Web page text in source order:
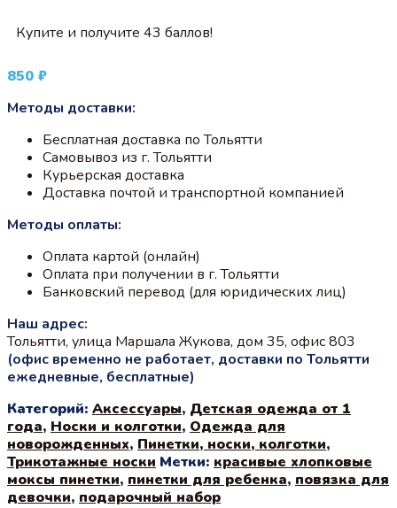
Купите и получите 43 баллов!
850 ₽
Методы доставки:
Бесплатная доставка по Тольятти
Самовывоз из г. Тольятти
Курьерская доставка
Доставка почтой и транспортной компанией
Методы оплаты:
Оплата картой (онлайн)
Оплата при получении в г. Тольятти
Банковский перевод (для юридических лиц)
Наш адрес:
Тольятти, улица Маршала Жукова, дом 35, офис 803
(офис временно не работает, доставки по Тольятти
ежедневные, бесплатные)
Категорий: Аксессуары, Детская одежда от 1
года, Носки и колготки, Одежда для
новорожденных, Пинетки, носки, колготки,
Трикотажные носки Метки: красивые хлопковые
моксы пинетки, пинетки для ребенка, повязка для
девочки, подарочный набор